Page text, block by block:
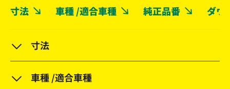
寸法 車種 /適合車種 純正品番 ダウ
寸法
車種 /適合車種